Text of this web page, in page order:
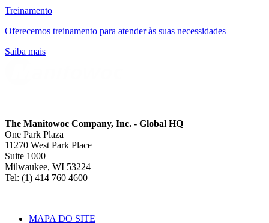
Treinamento
Oferecemos treinamento para atender às suas necessidades
Saiba mais
The Manitowoc Company, Inc. - Global HQ
One Park Plaza
11270 West Park Place
Suite 1000
Milwaukee, WI 53224
Tel: (1) 414 760 4600
MAPA DO SITE